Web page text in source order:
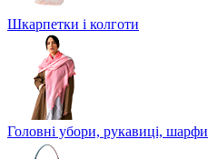
Шкарпетки і колготи
Головні убори, рукавиці, шарфи